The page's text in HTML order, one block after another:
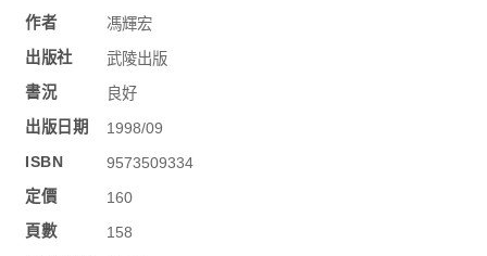
作者
馮輝宏
出版社
武陵出版
書況
良好
出版日期
1998/09
ISBN
9573509334
定價
160
頁數
158